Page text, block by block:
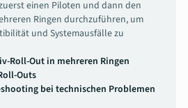
einen Piloten und dann den
Ringen durchzuführen, um
und Systemausfälle zu
Roll-Out in mehreren Ringen
Outs
bei technischen Problemen